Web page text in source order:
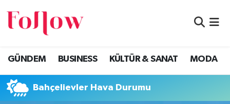
GÜNDEM BUSINESS KÜLTÜR & SANAT MODA
Bahçelievler Hava Durumu
GÜNDEM
BUSINESS
KÜLTÜR & SANAT
Eskişehir Nöbetçi Eczaneler
Eskişehir Hava Durumu
Eskişehir Namaz Vakitleri